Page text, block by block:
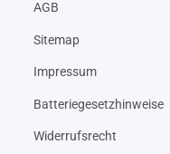
AGB
Sitemap
Impressum
Batteriegesetzhinweise
Widerrufsrecht